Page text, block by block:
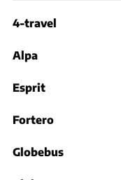
4-travel
Alpa
Esprit
Fortero
Globebus